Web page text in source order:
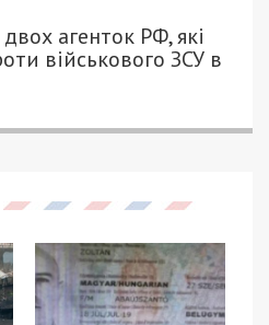
агенток РФ, які
військового ЗСУ в